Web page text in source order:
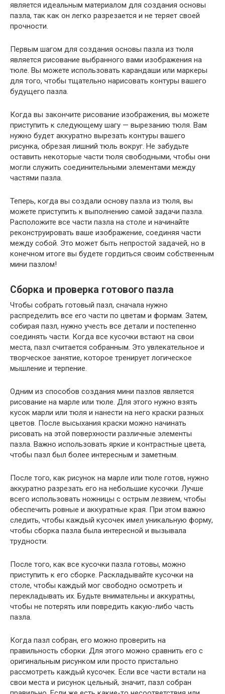
является идеальным материалом для создания основы
пазла, так как он легко разрезается и не теряет своей
прочности.
Первым шагом для создания основы пазла из тюля
является рисование выбранного вами изображения на
тюле. Вы можете использовать карандаши или маркеры
для того, чтобы тщательно нарисовать контуры вашего
будущего пазла.
Когда вы закончите рисование изображения, вы можете
приступить к следующему шагу — вырезанию тюля. Вам
нужно будет аккуратно вырезать контуры вашего
рисунка, обрезая лишний тюль вокруг. Не забудьте
оставить некоторые части тюля свободными, чтобы они
могли служить соединительными элементами между
частями пазла.
Теперь, когда вы создали основу пазла из тюля, вы
можете приступить к выполнению самой задачи пазла.
Расположите все части пазла на столе и начинайте
реконструировать ваше изображение, соединяя части
между собой. Это может быть непростой задачей, но в
конечном итоге вы будете гордиться своим собственным
мини пазлом!
Сборка и проверка готового пазла
Чтобы собрать готовый пазл, сначала нужно
распределить все его части по цветам и формам. Затем,
собирая пазл, нужно учесть все детали и постепенно
соединять части. Когда все кусочки встают на свои
места, пазл считается собранным. Это увлекательное и
творческое занятие, которое тренирует логическое
мышление и терпение.
Одним из способов создания мини пазлов является
рисование на марле или тюле. Для этого нужно взять
кусок марли или тюля и нанести на него краски разных
цветов. После высыхания краски можно начинать
рисовать на этой поверхности различные элементы
пазла. Важно использовать яркие и контрастные цвета,
чтобы пазл был более интересным и заметным.
После того, как рисунок на марле или тюле готов, нужно
аккуратно разрезать его на небольшие кусочки. Лучше
всего использовать ножницы с острым лезвием, чтобы
обеспечить ровные и аккуратные края. При этом важно
следить, чтобы каждый кусочек имел уникальную форму,
чтобы сборка пазла была интересной и вызывала
трудности.
После того, как все кусочки пазла готовы, можно
приступить к его сборке. Раскладывайте кусочки на
столе, чтобы каждый мог свободно осмотреть и
перекладывать их. Будьте внимательны и аккуратны,
чтобы не потерять или повредить какую-либо часть
пазла.
Когда пазл собран, его можно проверить на
правильность сборки. Для этого можно сравнить его с
оригинальным рисунком или просто пристально
рассмотреть каждый кусочек. Если все части встали на
свои места и рисунок цельный, значит, пазл собран